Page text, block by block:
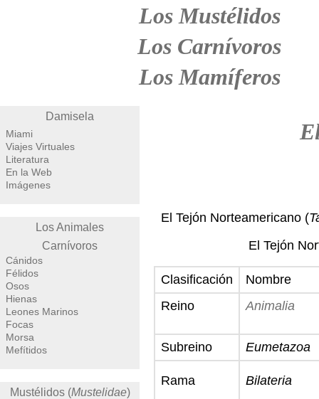
Los Mustélidos
Los Carnívoros
Los Mamíferos
Damisela
Miami
Viajes Virtuales
Literatura
En la Web
Imágenes
Los Animales
Carnívoros
Cánidos
Félidos
Osos
Hienas
Leones Marinos
Focas
Morsa
Mefítidos
Mustélidos (Mustelidae)
El Tejón Norteamericano (
El Tejón
Clasificación
Nombre
Reino
Animalia
Subreino Eumetazoa
Rama Bilateria